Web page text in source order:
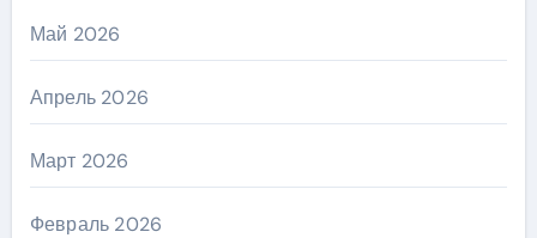
Май 2026
Апрель 2026
Март 2026
Февраль 2026